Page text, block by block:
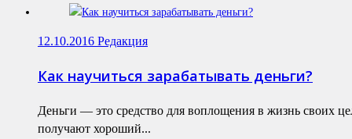
12.10.2016 Редакция
Как научиться зарабатывать деньги?
Деньги — это средство для воплощения в жизнь своих
получают хороший...